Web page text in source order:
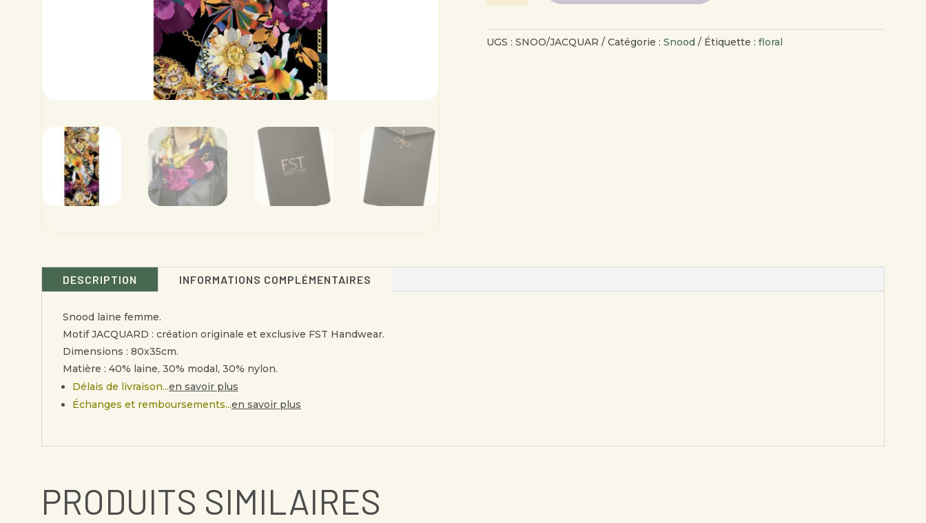
SNOOD
LAINE
JACQUARD
UGS : SNOO/JACQUAR Catégorie : Snood Étiquette : floral
DESCRIPTION INFORMATIONS COMPLÉMENTAIRES
Snood laine femme.
Motif JACQUARD : création originale et exclusive FST Handwear.
Dimensions : 80x35cm.
Matière : 40% laine, 30% modal, 30% nylon.
Délais de livraison...en savoir plus
Échanges et remboursements...en savoir plus
PRODUITS SIMILAIRES